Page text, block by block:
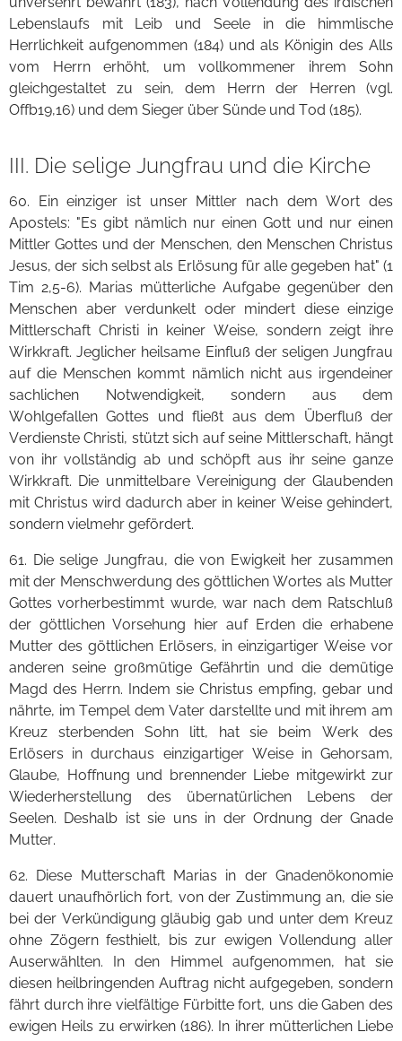
Lebenslaufs mit Leib und Seele in die himmlische
Herrlichkeit aufgenommen (184) und als Königin des Alls
vom Herrn erhöht, um vollkommener ihrem Sohn
gleichgestaltet zu sein, dem Herrn der Herren (vgl.
Offb19,16) und dem Sieger über Sünde und Tod (185).
III. Die selige Jungfrau und die Kirche
60. Ein einziger ist unser Mittler nach dem Wort des
Apostels: "Es gibt nämlich nur einen Gott und nur einen
Mittler Gottes und der Menschen, den Menschen Christus
Jesus, der sich selbst als Erlösung für alle gegeben hat" (1
Tim 2,5-6). Marias mütterliche Aufgabe gegenüber den
Menschen aber verdunkelt oder mindert diese einzige
Mittlerschaft Christi in keiner Weise, sondern zeigt ihre
Wirkkraft. Jeglicher heilsame Einfluß der seligen Jungfrau
auf die Menschen kommt nämlich nicht aus irgendeiner
sachlichen Notwendigkeit, sondern aus dem
Wohlgefallen Gottes und fließt aus dem Überfluß der
Verdienste Christi, stützt sich auf seine Mittlerschaft, hängt
von ihr vollständig ab und schöpft aus ihr seine ganze
Wirkkraft. Die unmittelbare Vereinigung der Glaubenden
mit Christus wird dadurch aber in keiner Weise gehindert,
sondern vielmehr gefördert.
61. Die selige Jungfrau, die von Ewigkeit her zusammen
mit der Menschwerdung des göttlichen Wortes als Mutter
Gottes vorherbestimmt wurde, war nach dem Ratschluß
der göttlichen Vorsehung hier auf Erden die erhabene
Mutter des göttlichen Erlösers, in einzigartiger Weise vor
anderen seine großmütige Gefährtin und die demütige
Magd des Herrn. Indem sie Christus empfing, gebar und
nährte, im Tempel dem Vater darstellte und mit ihrem am
Kreuz sterbenden Sohn litt, hat sie beim Werk des
Erlösers in durchaus einzigartiger Weise in Gehorsam,
Glaube, Hoffnung und brennender Liebe mitgewirkt zur
Wiederherstellung des übernatürlichen Lebens der
Seelen. Deshalb ist sie uns in der Ordnung der Gnade
Mutter.
62. Diese Mutterschaft Marias in der Gnadenökonomie
dauert unaufhörlich fort, von der Zustimmung an, die sie
bei der Verkündigung gläubig gab und unter dem Kreuz
ohne Zögern festhielt, bis zur ewigen Vollendung aller
Auserwählten. In den Himmel aufgenommen, hat sie
diesen heilbringenden Auftrag nicht aufgegeben, sondern
fährt durch ihre vielfältige Fürbitte fort, uns die Gaben des
ewigen Heils zu erwirken (186). In ihrer mütterlichen Liebe